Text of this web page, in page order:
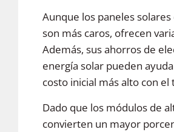
Aunque los paneles
son más caros, ofrecen
Además, sus ahorros de
energía solar pueden
costo inicial más alto con el
Dado que los módulos de
convierten un mayor